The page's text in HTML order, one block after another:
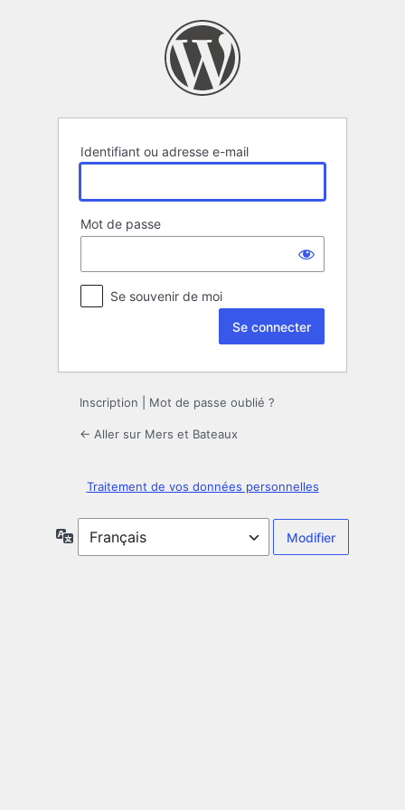
Identifiant ou adresse e-mail
Mot de passe
Se souvenir de moi
Inscription Mot de passe oublié ?
← Aller sur Mers et Bateaux
Traitement de vos données personnelles
Langue